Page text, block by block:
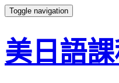
Toggle navigation
美日語